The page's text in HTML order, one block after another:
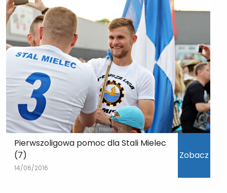
Pierwszoligowa pomoc dla Stali Mielec
(7)
14/06/2016
Zobacz